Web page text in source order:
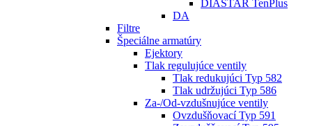
DIASTAR TenPlus
DA
Filtre
Špeciálne armatúry
Ejektory
Tlak regulujúce ventily
Tlak redukujúci Typ 582
Tlak udržujúci Typ 586
Za-/Od-vzdušnujúce ventily
Ovzdušňovací Typ 591